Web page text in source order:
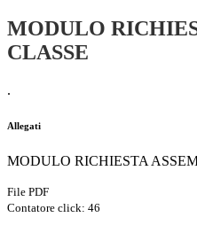
MODULO
CLASSE
.
Allegati
MODULO RICHIESTA
File PDF
Contatore click: 46